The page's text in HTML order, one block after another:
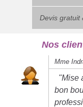
Devis gratuit
Nos
Mme
"Mise
bon